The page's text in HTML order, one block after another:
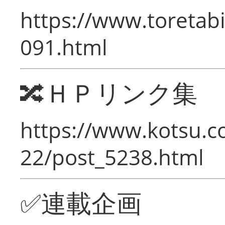
https://
091.html
🔀ＨＰリンク集
https://
22/post_5238.html
✅連載企画